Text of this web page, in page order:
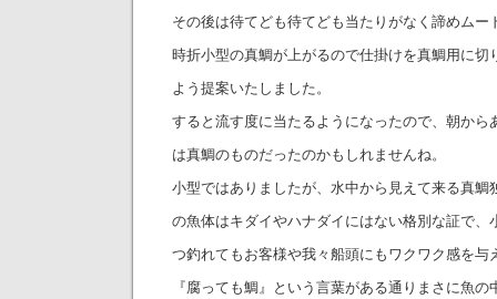
その後は待てども待てども当たりがなく諦めムー
時折小型の真鯛が上がるので仕掛けを真鯛用に切
よう提案いたしました。
すると流す度に当たるようになったので、朝から
は真鯛のものだったのかもしれませんね。
小型ではありましたが、水中から見えて来る真鯛
の魚体はキダイやハナダイにはない格別な証で、
つ釣れてもお客様や我々船頭にもワクワク感を与
『腐っても鯛』という言葉がある通りまさに魚の